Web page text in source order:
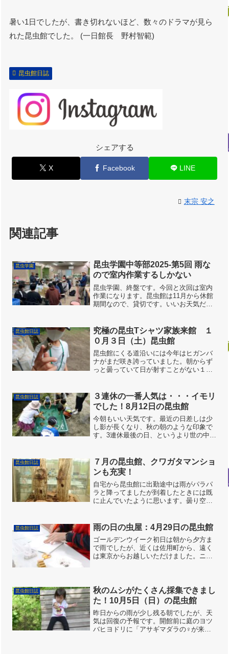
暑い1日でしたが、書き切れないほど、数々のドラマが見ら
れた昆虫館でした。 (一日館長 野村智範)
昆虫館日誌
シェアする
X Facebook LINE
末宗 安之
関連記事
昆虫学園
昆虫学園中等部2025-第5回 雨な
ので室内作業するしかない
昆虫学園、終盤です。今回と次回は室内
作業になります。昆虫館は11月から休館
期間なので、貸切です。いいお天気だと
りません。ほら。まじめにお話をきいて
る感じです。やることは...
昆虫館日誌
究極の昆虫Tシャツ家族来館 １
０月３日（土）昆虫館
昆虫館にくる道沿いには今年はヒガンバ
ナがまだ咲き誇っていました。朝からず
っと曇っていて日が射すことがない１日
た昆虫館でした。昼前に野村先生がアサ
ギマダラのためのフジバカ...
昆虫館日誌
３連休の一番人気は・・・イモリ
でした！8月12日の昆虫館
今朝もいい天気です。最近の日差しは少
し影が長くなり、秋の朝のような印象で
す。3連休最後の日、というより世の中は
が昨日と昨晩、採集したムシ達を追加し
てくれたので充実したラ...
昆虫館日誌
７月の昆虫館、クワガタマンショ
ンも充実！
自宅から昆虫館に出勤途中は雨がパラパ
ラと降ってましたが到着したときには既
に止んでいたように思います。曇り空が
飛び入りの方々がプラスされ満員札を何
度か掲示しました。先週植え...
昆虫館日誌 雨の日の虫屋：4月29日の昆虫館
ゴールデンウイーク初日は朝から夕方ま
で雨でしたが、近くは佐用町から、遠く
は東京からお越しいただけました。ニジ
描きコーナーには素敵な作品...
昆虫館日誌
秋のムシがたくさん採集できまし
た！10月5日（日）の昆虫館
昨日からの雨が少し残る朝でしたが、天
気は回復の予報です。開館前に庭のヨツ
バヒヨドリに「アサギマダラの♀が来